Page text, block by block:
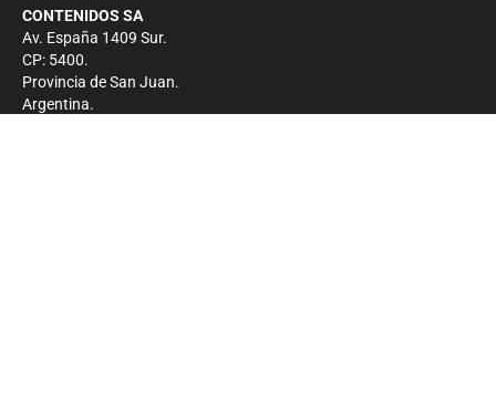
CONTENIDOS SA
Av. España 1409 Sur.
CP: 5400.
Provincia de San Juan.
Argentina.